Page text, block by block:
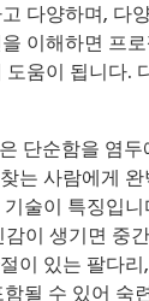
다양하며, 다
이해하면 프
움이 됩니다.
단순함을 염
는 사람에게
술이 특징입니
이 생기면 중
이 있는 팔다
될 수 있어 숙